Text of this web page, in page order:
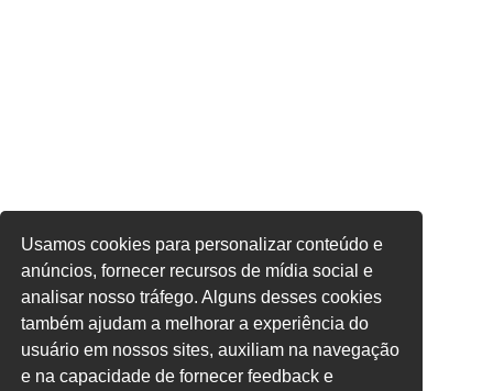
Usamos cookies para personalizar conteúdo e
anúncios, fornecer recursos de mídia social e
analisar nosso tráfego. Alguns desses cookies
também ajudam a melhorar a experiência do
usuário em nossos sites, auxiliam na navegação
e na capacidade de fornecer feedback e